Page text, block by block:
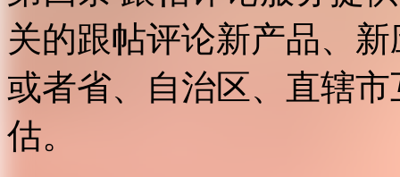
关的跟帖评论新产品、
或者省、自治区、直辖
估。